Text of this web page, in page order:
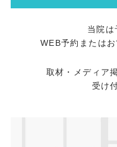
当院は
WEB予約または
取材・メディア
受け